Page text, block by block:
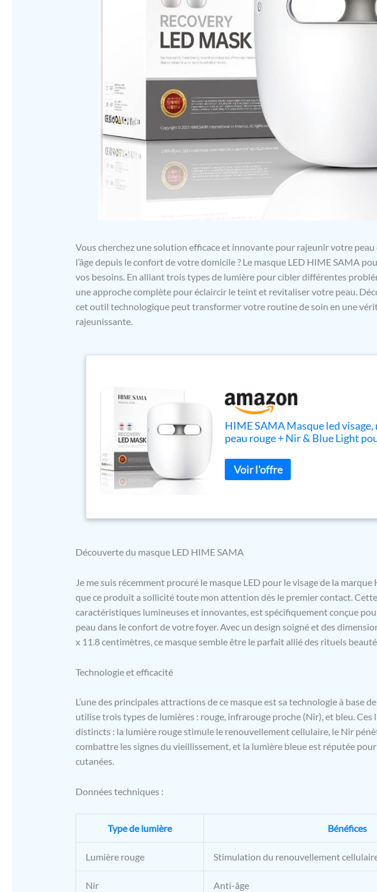
Vous cherchez une solution efficace et innovante pour rajeunir votre
l’âge depuis le confort de votre domicile ? Le masque LED HIME SAMA
vos besoins. En alliant trois types de lumière pour cibler différentes
une approche complète pour éclaircir le teint et revitaliser votre peau.
cet outil technologique peut transformer votre routine de soin en une
rajeunissante.
HIME SAMA Masque led visage,
peau rouge + Nir & Blue Light
domicile pour le visage RB-015
Découverte du masque LED HIME SAMA
Je me suis récemment procuré le masque LED pour le visage de la
que ce produit a sollicité toute mon attention dès le premier contact.
caractéristiques lumineuses et innovantes, est spécifiquement conçue
peau dans le confort de votre foyer. Avec un design soigné et des
x 11.8 centimètres, ce masque semble être le parfait allié des rituels
Technologie et efficacité
L’une des principales attractions de ce masque est sa technologie à base
utilise trois types de lumières : rouge, infrarouge proche (Nir), et bleu.
distincts : la lumière rouge stimule le renouvellement cellulaire, le Nir
combattre les signes du vieillissement, et la lumière bleue est réputée
cutanées.
Données techniques :
Type de lumière Bénéfices
Lumière rouge Stimulation du renouvellement
Nir Anti-âge